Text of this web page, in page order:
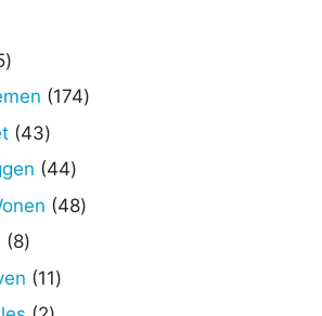
35
producten
174174
4343
producten
4444
producten
4848
88
producten
1111